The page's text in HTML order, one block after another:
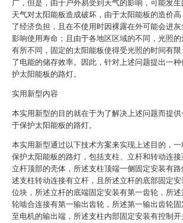
广，但是，由于户外易受到天气的影响，可能发
天气对太阳能板造成破坏，由于太阳能板的造价高
了经济负担，且在不使用时因裸露在外可能会进
影响使用寿命；且由于各地区区域的不同，光照的
有所不同，固定的太阳能板使得受光照的时间有限
了电能的储存效率。因此，针对上述问题提出一
护太阳能板的路灯。
实用新型内容
本实用新型的目的就在于为了解决上述问题而提供
于保护太阳能板的路灯。
本实用新型通过以下技术方案来实现上述目的，一
保护太阳能板的路灯，包括支柱、立杆和转动连接
立杆顶部的壳体，所述支柱顶端一侧固定安装有
述支柱转动连接有立杆，且所述立杆的底部固定安
位块，所述立杆的底端固定安装有第一齿轮，所述
轮啮合连接有第一输出齿轮，所述第一输出齿轮固
至电机的输出端，所述支柱内部固定安装有控制开